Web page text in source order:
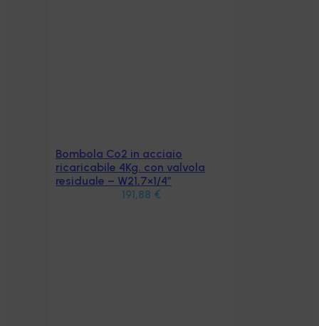
Aggiungi al carrello
Bombola Co2 in acciaio
ricaricabile 4Kg. con valvola
residuale – W21,7×1/4″
191,88 €